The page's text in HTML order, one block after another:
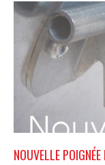
NOUVELLE